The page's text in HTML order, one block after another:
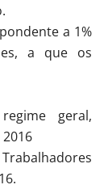
a 1%
a que os
geral,